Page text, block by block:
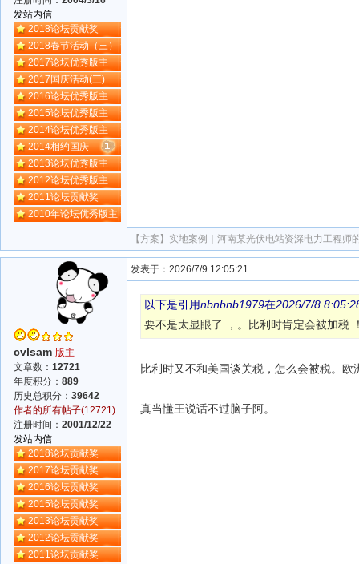
发站内信
2018论坛贡献奖
2018春节活动（三）
2017论坛优秀版主
2017国庆活动(三)
2016论坛优秀版主
2015论坛优秀版主
2014论坛优秀版主
2014相约国庆
2013论坛优秀版主
2012论坛优秀版主
2011论坛贡献奖
2010年论坛优秀版主
【方案】 实地案例｜河南某光伏电站资深电力工程师
cvlsam 版主
文章数： 12721
年度积分： 889
历史总积分： 39642
作者的所有帖子(12721)
注册时间： 2001/12/22
发站内信
2018论坛贡献奖
2017论坛贡献奖
2016论坛贡献奖
2015论坛贡献奖
2013论坛贡献奖
2012论坛贡献奖
2011论坛贡献奖
发表于：2026/7/9 12:05:21
以下是引用nbnbnb1979在2026/7/8
要不是太显眼了 ，。比利时肯定会被加税
比利时又不和美国谈关税，怎么会被税。
真当懂王说话不过脑子阿。